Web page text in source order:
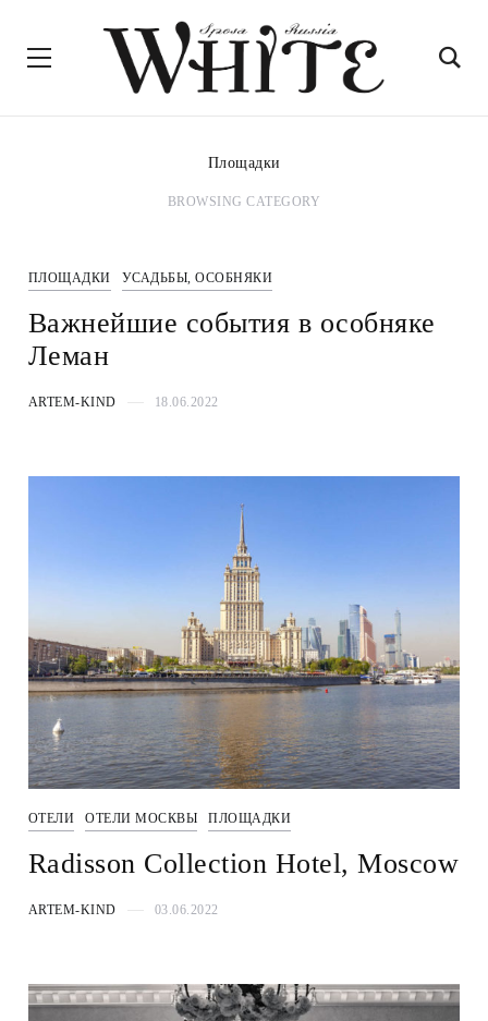
Площадки
BROWSING CATEGORY
ПЛОЩАДКИ УСАДЬБЫ, ОСОБНЯКИ
Важнейшие события в особняке
Леман
ARTEM-KIND 18.06.2022
ОТЕЛИ ОТЕЛИ МОСКВЫ ПЛОЩАДКИ
Radisson Collection Hotel, Moscow
ARTEM-KIND 03.06.2022